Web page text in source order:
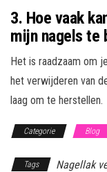
3. Hoe vaak
mijn nagels te
Het is raadzaam om
het verwijderen van
laag om te herstellen.
Categorie Blog
Tags Nagellak